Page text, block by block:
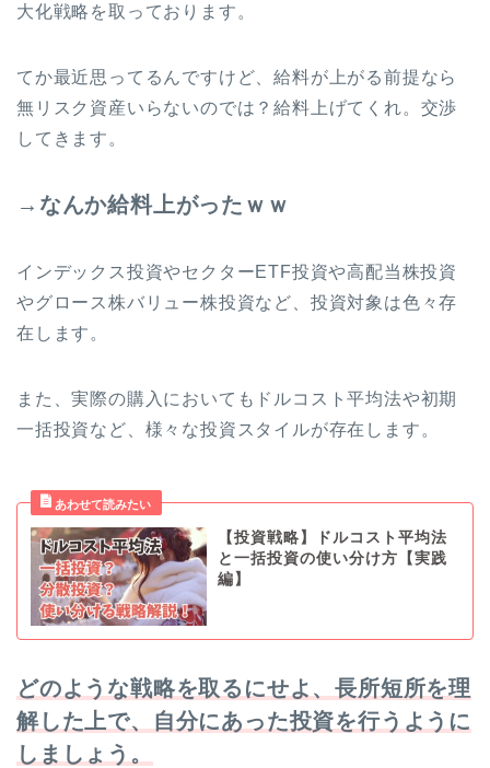
大化戦略を取っております。
てか最近思ってるんですけど、給料が上がる前提なら
無リスク資産いらないのでは？給料上げてくれ。交渉
してきます。
→なんか給料上がったｗｗ
インデックス投資やセクターETF投資や高配当株投資
やグロース株バリュー株投資など、投資対象は色々存
在します。
また、実際の購入においてもドルコスト平均法や初期
一括投資など、様々な投資スタイルが存在します。
【投資戦略】ドルコスト平均法
と一括投資の使い分け方【実践
編】
どのような戦略を取るにせよ、長所短所を理
解した上で、自分にあった投資を行うように
しましょう。